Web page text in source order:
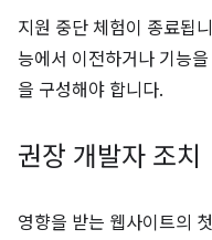
지원 중단 체험이 종료됩
능에서 이전하거나 기능
을 구성해야 합니다.
권장 개발자 조치
영향을 받는 웹사이트의